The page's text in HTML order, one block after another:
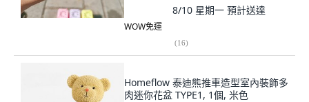
8/10 星期一 預計送達
WOW免運
(16)
Homeflow 泰迪熊推車造型室內裝飾多
肉迷你花盆 TYPE1, 1個, 米色